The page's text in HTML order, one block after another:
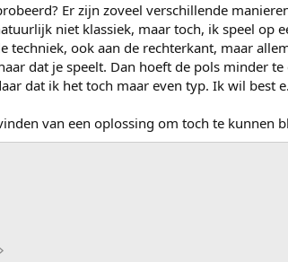
Er zijn zoveel verschillende
niet klassiek, maar toch, ik speel op
ook aan de rechterkant, maar
dat je speelt. Dan hoeft de pols minder
dat ik het toch maar even typ. Ik wil best
van een oplossing om toch te kunnen